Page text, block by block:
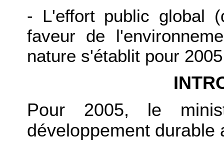
- L'effort public global
faveur de
nature s'établit pour
Pour 2005, le
développement durable